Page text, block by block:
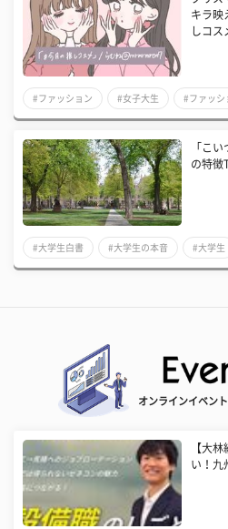
キラ映
しコス
#ファッション #女子大生 #ファッシ
「こ
の特徴
#大学生白書 #大学生の本音 #大学生
オンラインイベン
【大
い！九